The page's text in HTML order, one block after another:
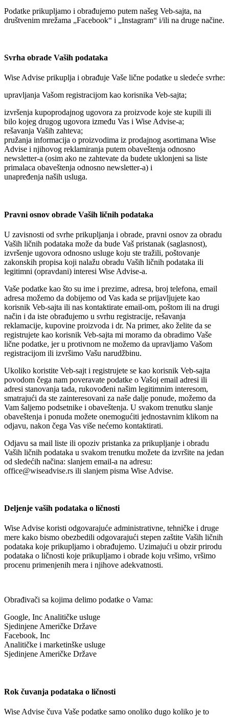
Podatke prikupljamo i obrađujemo putem našeg Veb-sajta, na
društvenim mrežama „Facebook“ i „Instagram“ i/ili na druge načine.
Svrha obrade Vaših podataka
Wise Advise prikuplja i obrađuje Vaše lične podatke u sledeće svrhe:
upravljanja Vašom registracijom kao korisnika Veb-sajta;
izvršenja kupoprodajnog ugovora za proizvode koje ste kupili ili
bilo kojeg drugog ugovora između Vas i Wise Advise-a;
rešavanja Vaših zahteva;
pružanja informacija o proizvodima iz prodajnog asortimana Wise
Advise i njihovog reklamiranja putem obaveštenja odnosno
newsletter-a (osim ako ne zahtevate da budete uklonjeni sa liste
primalaca obaveštenja odnosno newsletter-a) i
unapređenja naših usluga.
Pravni osnov obrade Vaših ličnih podataka
U zavisnosti od svrhe prikupljanja i obrade, pravni osnov za obradu
Vaših ličnih podataka može da bude Vaš pristanak (saglasnost),
izvršenje ugovora odnosno usluge koju ste tražili, poštovanje
zakonskih propisa koji nalažu obradu Vaših ličnih podataka ili
legitimni (opravdani) interesi Wise Advise-a.
Vaše podatke kao što su ime i prezime, adresa, broj telefona, email
adresa možemo da dobijemo od Vas kada se prijavljujete kao
korisnik Veb-sajta ili nas kontaktirate email-om, poštom ili na drugi
način i da iste obrađujemo u svrhu registracije, rešavanja
reklamacije, kupovine proizvoda i dr. Na primer, ako želite da se
registrujete kao korisnik Veb-sajta mi moramo da obradimo Vaše
lične podatke, jer u protivnom ne možemo da upravljamo Vašom
registracijom ili izvršimo Vašu narudžbinu.
Ukoliko koristite Veb-sajt i registrujete se kao korisnik Veb-sajta
povodom čega nam poveravate podatke o Vašoj email adresi ili
adresi stanovanja tada, rukovođeni našim legitimnim interesom,
smatrajući da ste zainteresovani za naše dalje ponude, možemo da
Vam šaljemo podsetnike i obaveštenja. U svakom trenutku slanje
obaveštenja i ponuda možete onemogućiti jednostavnim klikom na
odjavu, nakon čega Vas više nećemo kontaktirati.
Odjavu sa mail liste ili opoziv pristanka za prikupljanje i obradu
Vaših ličnih podataka u svakom trenutku možete da izvršite na jedan
od sledećih načina: slanjem email-a na adresu:
office@wiseadvise.rs ili slanjem pisma Wise Advise.
Deljenje vaših podataka o ličnosti
Wise Advise koristi odgovarajuće administrativne, tehničke i druge
mere kako bismo obezbedili odgovarajući stepen zaštite Vaših ličnih
podataka koje prikupljamo i obrađujemo. Uzimajući u obzir prirodu
podataka o ličnosti koje prikupljamo i obrade koju vršimo, vršimo
procenu primenjenih mera i njihove adekvatnosti.
Obrađivači sa kojima delimo podatke o Vama:
Google, Inc Analitičke usluge
Sjedinjene Američke Države
Facebook, Inc
Analitičke i marketinške usluge
Sjedinjene Američke Države
Rok čuvanja podataka o ličnosti
Wise Advise čuva Vaše podatke samo onoliko dugo koliko je to